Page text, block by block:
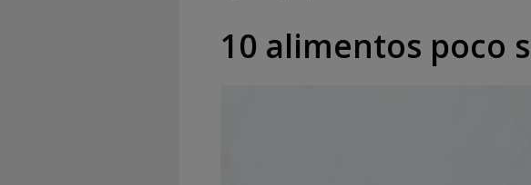
10 alimentos poco